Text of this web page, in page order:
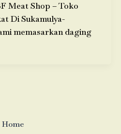
Meat Shop – Toko
Di Sukamulya-
memasarkan daging
Home